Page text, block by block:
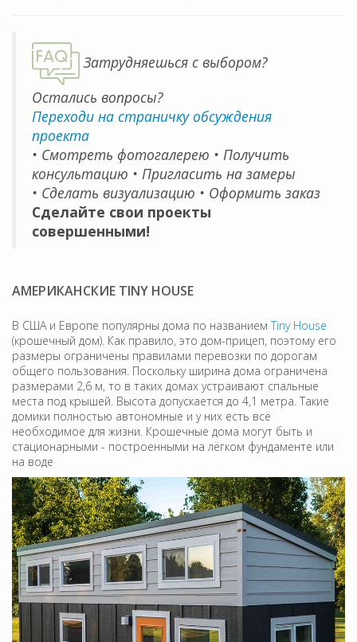
Затрудняешься с выбором?
Остались вопросы?
Переходи на страничку обсуждения
проекта
• Смотреть фотогалерею • Получить
консультацию • Пригласить на замеры
• Сделать визуализацию • Оформить заказ
Сделайте свои проекты
совершенными!
АМЕРИКАНСКИЕ TINY HOUSE
В США и Европе популярны дома по названиемTiny House
(крошечный дом). Как правило, это дом-прицеп, поэтому его
размеры ограничены правилами перевозки по дорогам
общего пользования. Поскольку ширина дома ограничена
размерами 2,6 м, то в таких домах устраивают спальные
места под крышей. Высота допускается до 4,1 метра. Такие
домики полностью автономные и у них есть всё
необходимое для жизни. Крошечные дома могут быть и
стационарными - построенными на лёгком фундаменте или
на воде